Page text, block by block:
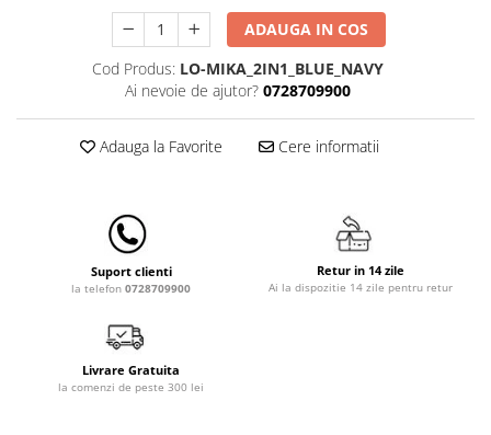
Carusele patut
Lampi de veghe
Saltele de infasat
ADAUGA IN COS
Cod Produs: LO-MIKA_2IN1_BLUE_NAVY
Ai nevoie de ajutor? 0728709900
Adauga la Favorite Cere informatii
Suport clienti
la telefon 0728709900
Retur in 14 zile
Ai la dispozitie 14 zile pentru retur
Livrare Gratuita
la comenzi de peste 300 lei